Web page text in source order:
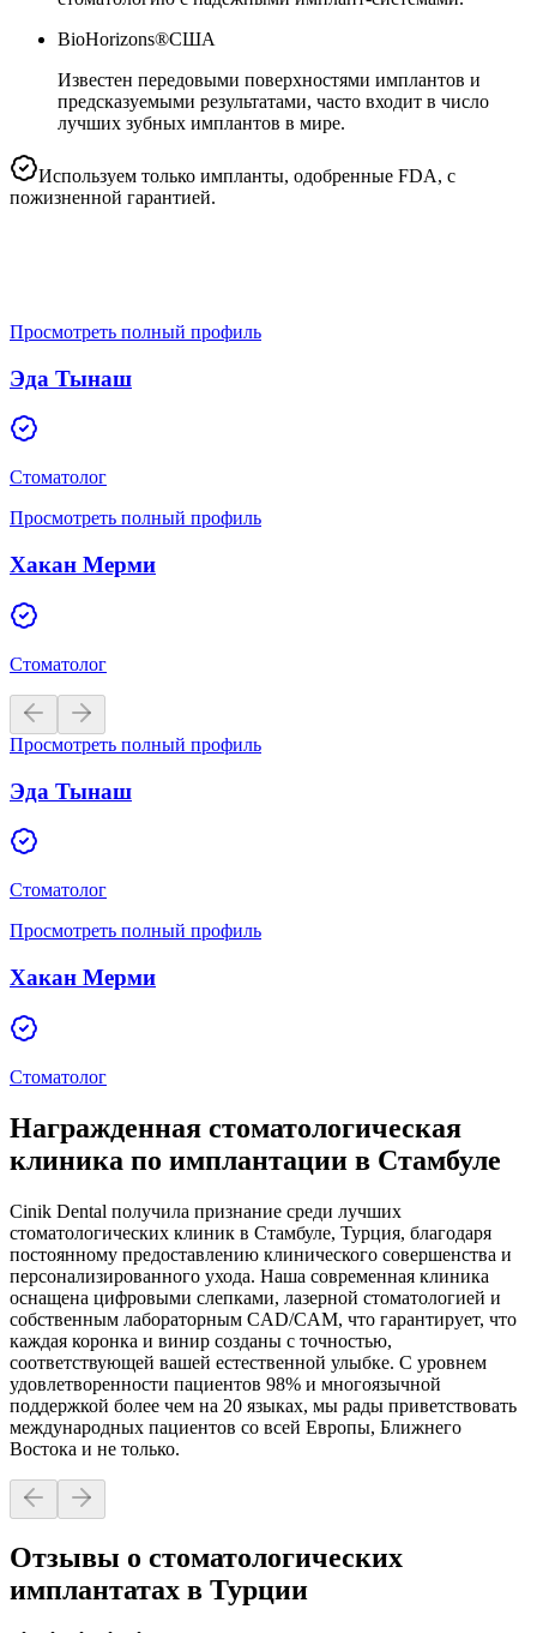
BioHorizons®США
Известен передовыми поверхностями имплантов и
предсказуемыми результатами, часто входит в число
лучших зубных имплантов в мире.
Используем только импланты, одобренные FDA, с
пожизненной гарантией.
Просмотреть полный профиль
Эда Тынаш
Стоматолог
Просмотреть полный профиль
Хакан Мерми
Стоматолог
Просмотреть полный профиль
Эда Тынаш
Стоматолог
Просмотреть полный профиль
Хакан Мерми
Стоматолог
Награжденная стоматологическая
клиника по имплантации в Стамбуле
Cinik Dental получила признание среди лучших
стоматологических клиник в Стамбуле, Турция, благодаря
постоянному предоставлению клинического совершенства и
персонализированного ухода. Наша современная клиника
оснащена цифровыми слепками, лазерной стоматологией и
собственным лабораторным CAD/CAM, что гарантирует, что
каждая коронка и винир созданы с точностью,
соответствующей вашей естественной улыбке. С уровнем
удовлетворенности пациентов 98% и многоязычной
поддержкой более чем на 20 языках, мы рады приветствовать
международных пациентов со всей Европы, Ближнего
Востока и не только.
Отзывы о стоматологических
имплантатах в Турции